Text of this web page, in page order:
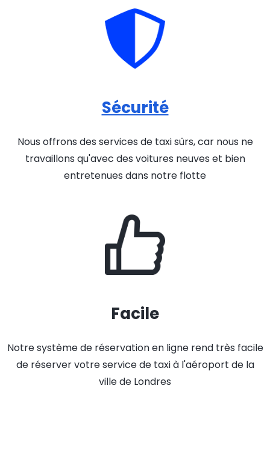
Sécurité
Nous offrons des services de taxi sûrs, car nous ne
travaillons qu'avec des voitures neuves et bien
entretenues dans notre flotte
Facile
Notre système de réservation en ligne rend très facile
de réserver votre service de taxi à l'aéroport de la
ville de Londres